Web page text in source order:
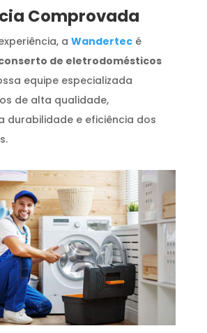
Comprovada
a Wandertecé
de eletrodomésticos
equipe especializada
de alta qualidade,
durabilidade e eficiência dos